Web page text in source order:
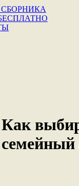
СБОРНИКА
Как
семейный